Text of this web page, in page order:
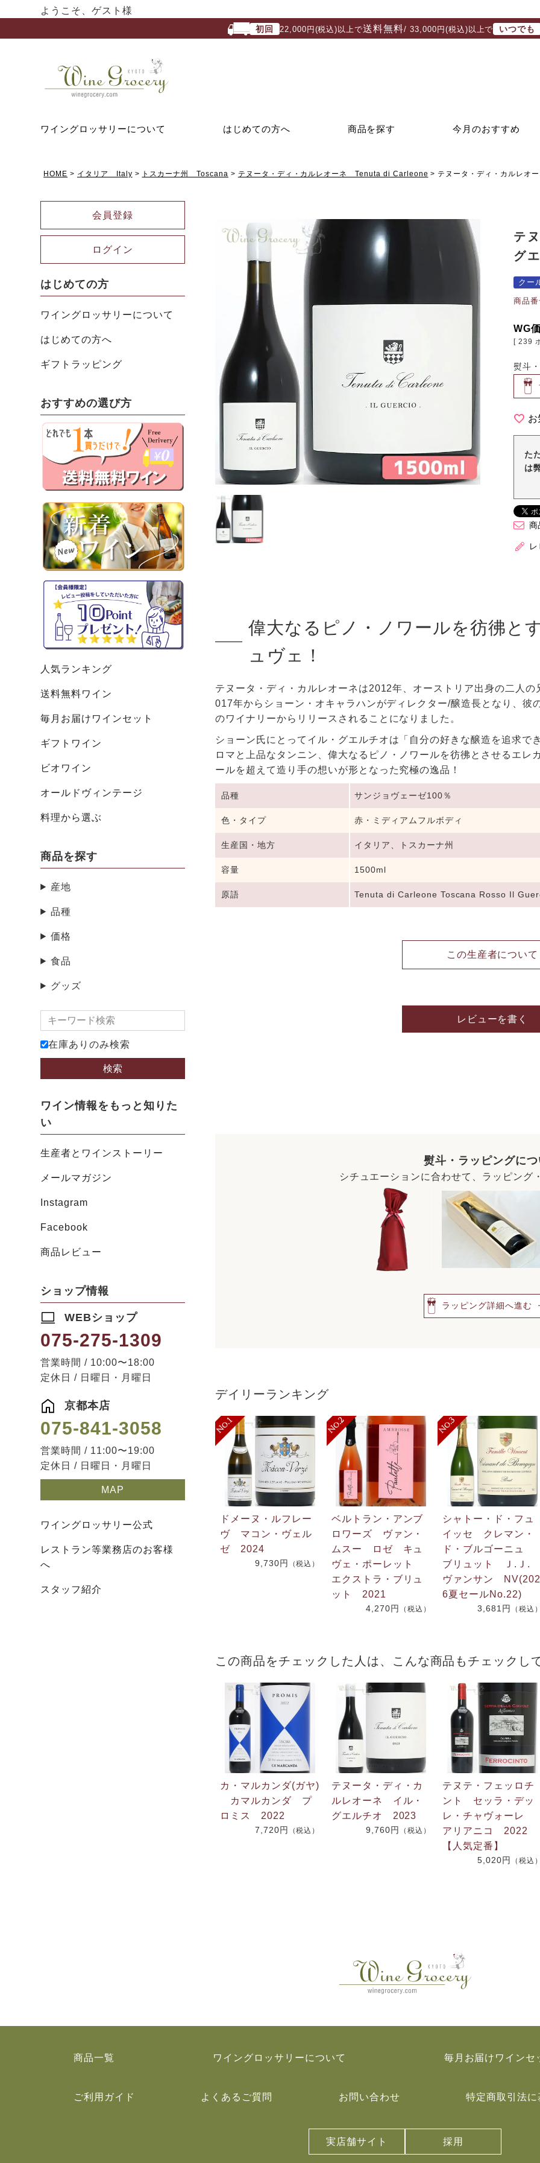
ようこそ、ゲスト様
初回 22,000円(税込)以上で送料無料/ 33,000円(税込)以上で いつでも
ワイングロッサリーについて はじめての方へ 商品を探す 今月のおすすめ
HOME イタリア Italy トスカーナ州 Toscana テヌータ・ディ・カルレオーネ Tenuta di Carleone テヌータ・ディ・カルレオ
会員登録
ログイン
はじめての方
ワイングロッサリーについて
はじめての方へ
ギフトラッピング
おすすめの選び方
人気ランキング
送料無料ワイン
毎月お届けワインセット
ギフトワイン
ビオワイン
オールドヴィンテージ
料理から選ぶ
商品を探す
産地
品種
価格
食品
グッズ
在庫ありのみ検索
検索
ワイン情報をもっと知りた
い
生産者とワインストーリー
メールマガジン
Instagram
Facebook
商品レビュー
ショップ情報
WEBショップ
075-275-1309
営業時間 / 10:00〜18:00
定休日 / 日曜日・月曜日
京都本店
075-841-3058
営業時間 / 11:00〜19:00
定休日 / 日曜日・月曜日
MAP
ワイングロッサリー公式
レストラン等業務店のお客様
へ
スタッフ紹介
テ
グ
クー
商品
WG
[ 239
熨斗
お
た
は
商
偉大なるピノ・ノワールを彷彿と
ュヴェ！
テヌータ・ディ・カルレオーネは2012年、オーストリア出身の二人
017年からショーン・オキャラハンがディレクター/醸造長となり、彼
のワイナリーからリリースされることになりました。
ショーン氏にとってイル・グエルチオは「自分の好きな醸造を追求で
ロマと上品なタンニン、偉大なるピノ・ノワールを彷彿とさせるエ
ールを超えて造り手の想いが形となった究極の逸品！
品種 サンジョヴェーゼ100％
色・タイプ 赤・ミディアムフルボディ
生産国・地方 イタリア、トスカーナ州
容量 1500ml
原語 Tenuta di Carleone Toscana Rosso Il
この生産者について
レビューを書く
熨斗・ラッピングに
シチュエーションに合わせて、ラッピング
ラッピング詳細へ進む
デイリーランキング
ドメーヌ・ルフレー
ヴ マコン・ヴェル
ゼ 2024
9,730円 （税込）
ベルトラン・アンブ
ロワーズ ヴァン・
ムスー ロゼ キュ
ヴェ・ポーレット
エクストラ・ブリュ
ット 2021
4,270円 （税込）
シャトー・ド・フュ
イッセ クレマン・
ド・ブルゴーニュ
ブリュット Ｊ.Ｊ.
ヴァンサン NV(202
6夏セールNo.22)
3,681円 （税込
この商品をチェックした人は、こんな商品もチェックし
カ・マルカンダ(ガヤ)
カマルカンダ プ
ロミス 2022
7,720円 （税込）
テヌータ・ディ・カ
ルレオーネ イル・
グエルチオ 2023
9,760円 （税込）
テヌテ・フェッロチ
ント セッラ・デッ
レ・チャヴォーレ
アリアニコ 2022
【人気定番】
5,020円 （税込
商品一覧 ワイングロッサリーについて 毎月お届けワインセ
ご利用ガイド よくあるご質問 お問い合わせ 特定商取引法
実店舗サイト 採用